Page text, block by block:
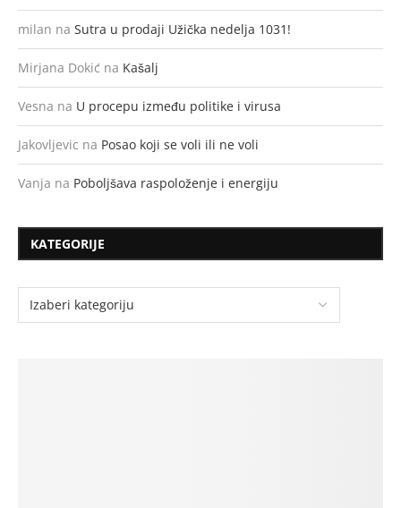
milan na Sutra u prodaji Užička nedelja 1031!
Mirjana Dokić na Kašalj
Vesna na U procepu između politike i virusa
Jakovljevic na Posao koji se voli ili ne voli
Vanja na Poboljšava raspoloženje i energiju
KATEGORIJE